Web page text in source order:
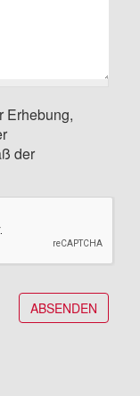
Erhebung,
der
ABSENDEN